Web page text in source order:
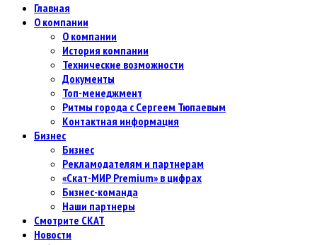
Главная
О компании
О компании
История компании
Технические возможности
Документы
Топ-менеджмент
Ритмы города с Сергеем Тюпаевым
Контактная информация
Бизнес
Бизнес
Рекламодателям и партнерам
«Скат-МИР Premium» в цифрах
Бизнес-команда
Наши партнеры
Смотрите СКАТ
Новости